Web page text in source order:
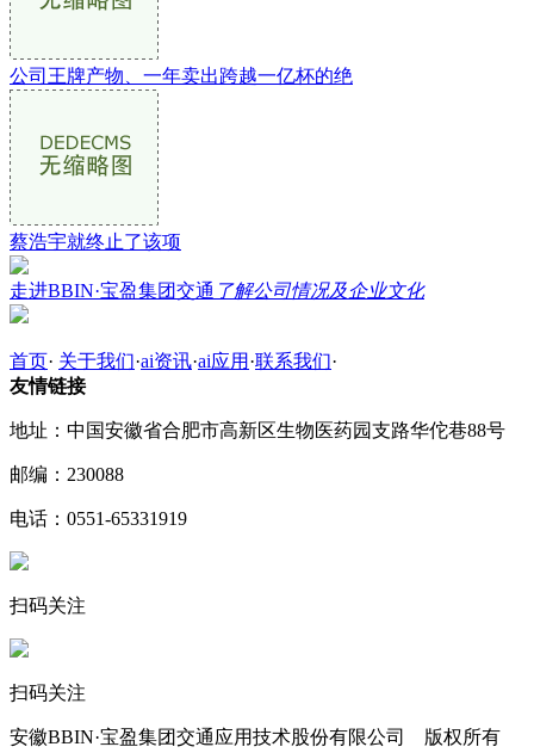
公司王牌产物、一年卖出跨越一亿杯的绝
蔡浩宇就终止了该项
走进BBIN·宝盈集团交通 了解公司情况及企业文化
首页· 关于我们·ai资讯·ai应用 ·联系我们·
友情链接
地址：中国安徽省合肥市高新区生物医药园支路华佗巷88号
邮编：230088
电话：0551-65331919
扫码关注
扫码关注
安徽BBIN·宝盈集团交通应用技术股份有限公司 版权所有